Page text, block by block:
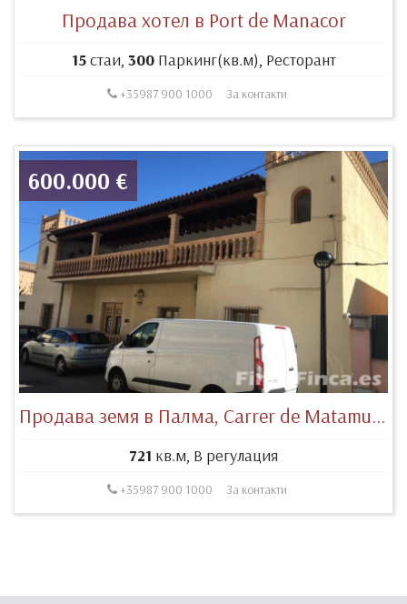
Продава хотел в Port de Manacor
15стаи, 300Паркинг(кв.м), Ресторант
+35987 900 1000 За контакти
600.000 €
Продава земя в Палма, Carrer de Matamusinos, 4, 07011 Sa Vileta-Son Rapinya, Illes Balears, España
721 кв.м, В регулация
+35987 900 1000 За контакти